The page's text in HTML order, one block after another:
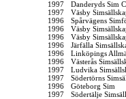
1997
Danderyds Sim
1997
Väsby
1996
Spårvägens
1996
Väsby
1996
Väsby
1996
Järfälla
1996
Linköpings
1996
Västerås
1997
Ludvika
1997
Södertörns
1996
Göteborg Sim
1997 Södertälje